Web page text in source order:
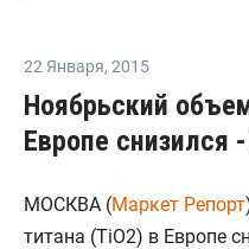
22 Января, 2015
Ноябрьский
Европе снизился
МОСКВА (Маркет Репорт
титана (TiO2) в Европе